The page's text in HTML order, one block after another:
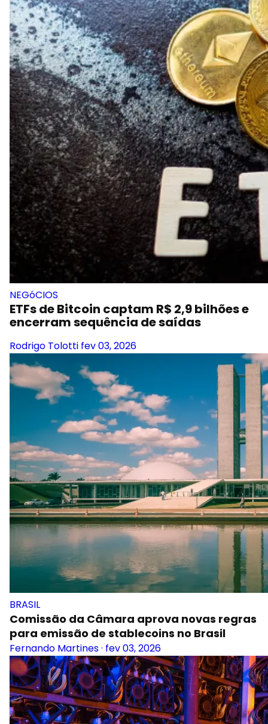
NEGóCIOS
ETFs de Bitcoin captam R$ 2,9 bilhões e
encerram sequência de saídas
Rodrigo Tolotti fev 03, 2026
BRASIL
Comissão da Câmara aprova novas regras
para emissão de stablecoins no Brasil
Fernando Martines· fev 03, 2026